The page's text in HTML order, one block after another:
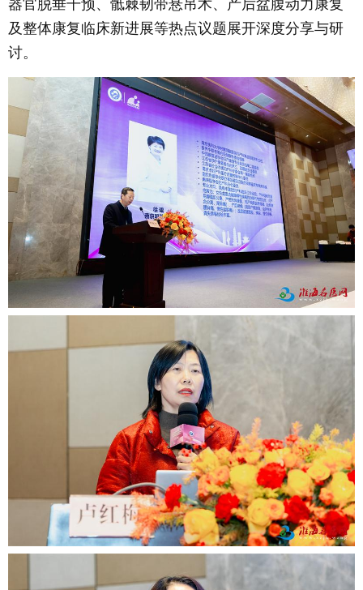
器官脱垂干预、骶棘韧带悬吊术、产后盆腹动力康复
及整体康复临床新进展等热点议题展开深度分享与研
讨。